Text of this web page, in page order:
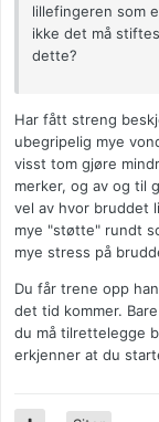
lillefingeren som
ikke det må
dette?
Har fått streng
ubegripelig mye
visst tom gjøre
merker, og av og til
vel av hvor bruddet
mye "støtte" rundt
mye stress på
Du får trene opp
det tid kommer.
du må tilrettelegge
erkjenner at du